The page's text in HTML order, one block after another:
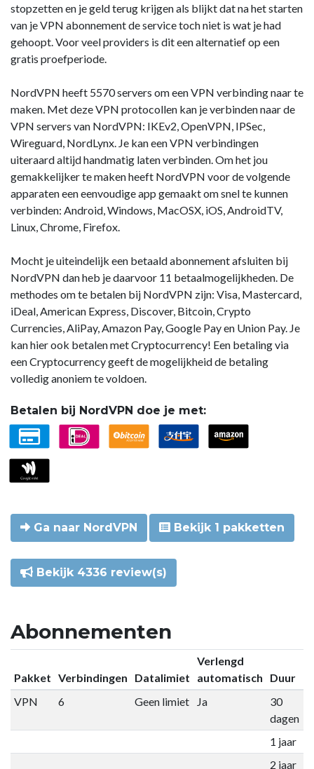
stopzetten en je geld terug krijgen als blijkt dat na het starten
van je VPN abonnement de service toch niet is wat je had
gehoopt. Voor veel providers is dit een alternatief op een
gratis proefperiode.
NordVPN heeft 5570 servers om een VPN verbinding naar te
maken. Met deze VPN protocollen kan je verbinden naar de
VPN servers van NordVPN: IKEv2, OpenVPN, IPSec,
Wireguard, NordLynx. Je kan een VPN verbindingen
uiteraard altijd handmatig laten verbinden. Om het jou
gemakkelijker te maken heeft NordVPN voor de volgende
apparaten een eenvoudige app gemaakt om snel te kunnen
verbinden: Android, Windows, MacOSX, iOS, AndroidTV,
Linux, Chrome, Firefox.
Mocht je uiteindelijk een betaald abonnement afsluiten bij
NordVPN dan heb je daarvoor 11 betaalmogelijkheden. De
methodes om te betalen bij NordVPN zijn: Visa, Mastercard,
iDeal, American Express, Discover, Bitcoin, Crypto
Currencies, AliPay, Amazon Pay, Google Pay en Union Pay. Je
kan hier ook betalen met Cryptocurrency! Een betaling via
een Cryptocurrency geeft de mogelijkheid de betaling
volledig anoniem te voldoen.
Betalen bij NordVPN doe je met:
Ga naar NordVPN Bekijk 1 pakketten
Bekijk 4336 review(s)
Abonnementen
Pakket Verbindingen Datalimiet
Verlengd
automatisch
Duur
VPN
6 Geen limiet Ja
30
dagen
1 jaar
2 jaar